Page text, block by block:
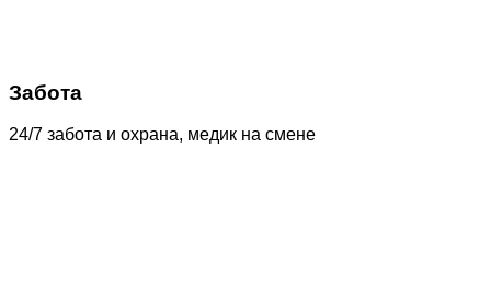
Забота
24/7 забота и охрана, медик на смене